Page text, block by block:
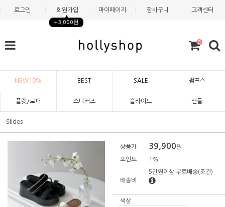
로그인 회원가입
+3,000원
마이페이지 장바구니 고객센터
0
NEW10% BEST SALE 펌프스
플랫/로퍼 스니커즈 슬라이드 샌들
Slides
상품가 39,900원
포인트 1%
배송비
5만원이상 무료배송(조건)
색상